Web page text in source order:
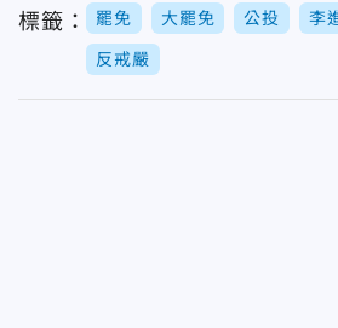
標籤： 罷免 大罷免 公投 李
反戒嚴